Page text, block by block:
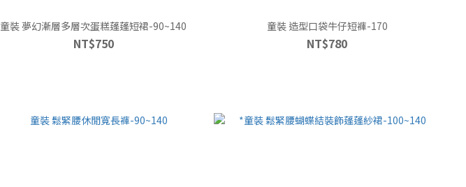
童裝 夢幻漸層多層次蛋糕蓬蓬短裙-90~140
NT$750
童裝 造型口袋牛仔短褲-170
NT$780